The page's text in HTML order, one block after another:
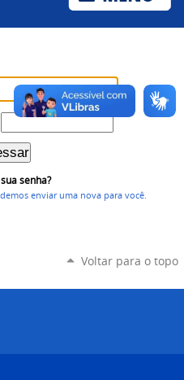
senha?
enviar uma nova para você
Voltar para o topo